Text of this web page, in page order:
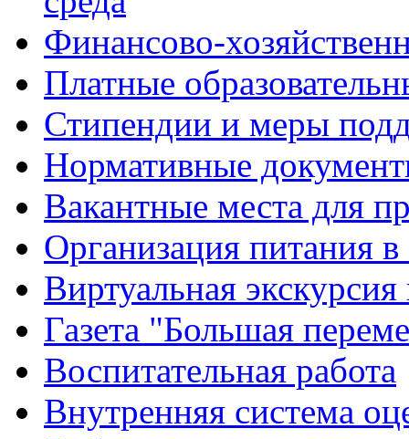
Финансово-
Платные
Стипендии и меры
Нормативные
Вакантные места для
Организация питания в
Виртуальная
Газета "Большая
Воспитательная работа
Внутренняя система